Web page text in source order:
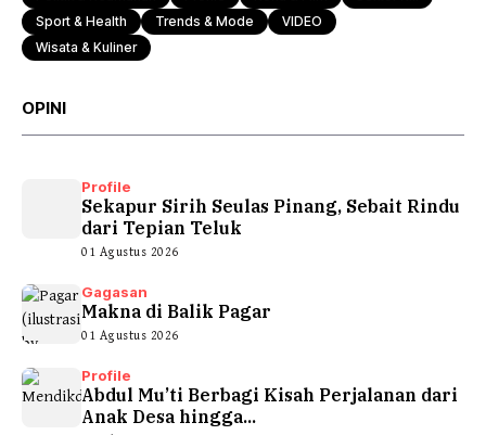
Sport & Health
Trends & Mode
VIDEO
Wisata & Kuliner
OPINI
Profile
Sekapur Sirih Seulas Pinang, Sebait Rindu
dari Tepian Teluk
01 Agustus 2026
Gagasan
Makna di Balik Pagar
01 Agustus 2026
Profile
Abdul Mu’ti Berbagi Kisah Perjalanan dari
Anak Desa hingga...